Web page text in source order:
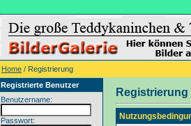
Home / Registrierung
Registrierte Benutzer
Benutzername:
Passwort:
Registrierung